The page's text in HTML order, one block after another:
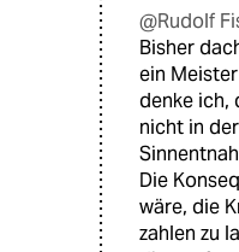
@Rudolf
Bisher
ein
denke ich,
nicht in
Die
wäre, die
zahlen zu